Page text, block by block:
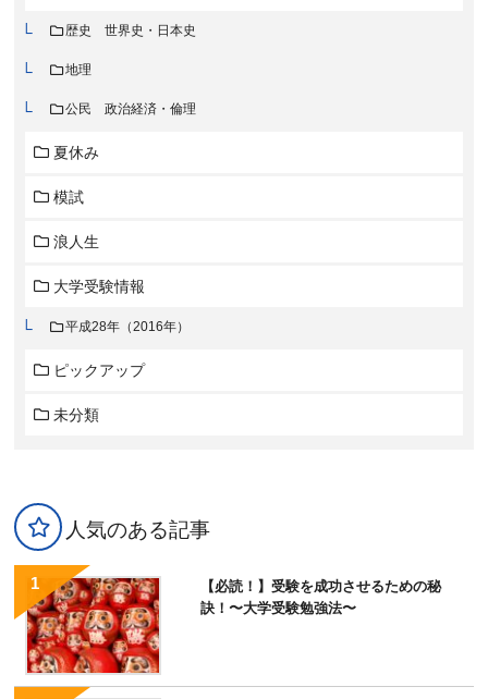
歴史 世界史・日本史
地理
公民 政治経済・倫理
夏休み
模試
浪人生
大学受験情報
平成28年（2016年）
ピックアップ
未分類
人気のある記事
【必読！】受験を成功させるための秘
訣！〜大学受験勉強法〜